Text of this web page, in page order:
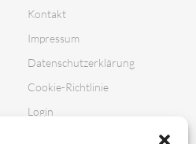
Kontakt
Impressum
Datenschutz­erklärung
Cookie-Richtlinie
Login